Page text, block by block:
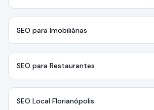
SEO para Imobiliárias
SEO para Restaurantes
SEO Local Florianópolis